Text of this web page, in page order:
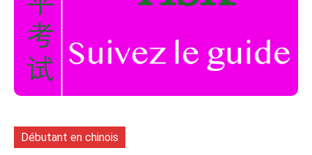
Débutant en chinois